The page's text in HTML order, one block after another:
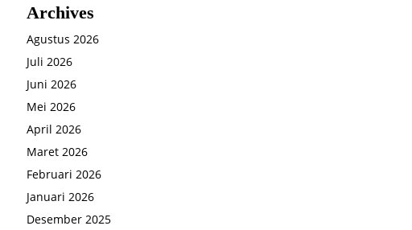
Archives
Agustus 2026
Juli 2026
Juni 2026
Mei 2026
April 2026
Maret 2026
Februari 2026
Januari 2026
Desember 2025